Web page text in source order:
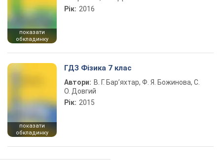
показати
обкладинку
Рік: 2016
показати
обкладинку
ГДЗ Фізика 7 клас
Автори: В. Г. Бар’яхтар, Ф. Я. Божинова, С.
О. Довгий
Рік: 2015